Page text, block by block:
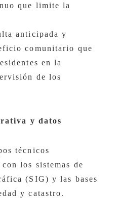
que limite la
anticipada y
comunitario que
en la
de los
y datos
técnicos
los sistemas de
(SIG) y las bases
y catastro.